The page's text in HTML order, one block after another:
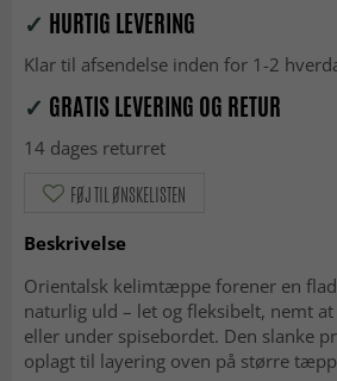
✓ HURTIG LEVERING
Klar til afsendelse inden for 1-2
✓ GRATIS LEVERING OG RETUR
14 dages returret
FØJ TIL ØNSKELISTEN
Beskrivelse
Orientalsk kelimtæppe forener en
naturlig uld – let og fleksibelt, nemt
eller under spisebordet. Den slanke
oplagt til layering oven på større